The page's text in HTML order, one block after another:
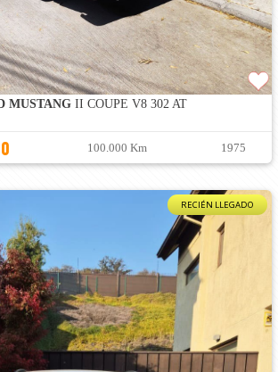
MUSTANGII COUPE V8 302 AT
100.000 Km 1975
RECIÉN LLEGADO